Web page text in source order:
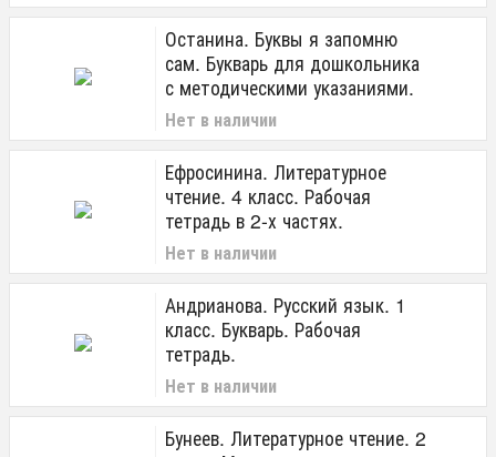
Останина. Буквы я запомню
сам. Букварь для дошкольника
с методическими указаниями.
Нет в наличии
Ефросинина. Литературное
чтение. 4 класс. Рабочая
тетрадь в 2-х частях.
Нет в наличии
Андрианова. Русский язык. 1
класс. Букварь. Рабочая
тетрадь.
Нет в наличии
Бунеев. Литературное чтение. 2